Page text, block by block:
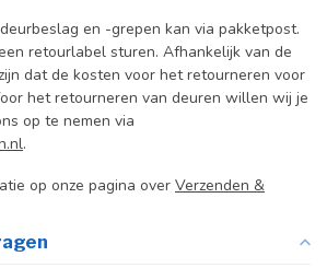
en -grepen kan via pakketpost.
retourlabel sturen. Afhankelijk van de
dat de kosten voor het retourneren voor
het retourneren van deuren willen wij je
op te nemen via
.
op onze pagina over Verzenden &